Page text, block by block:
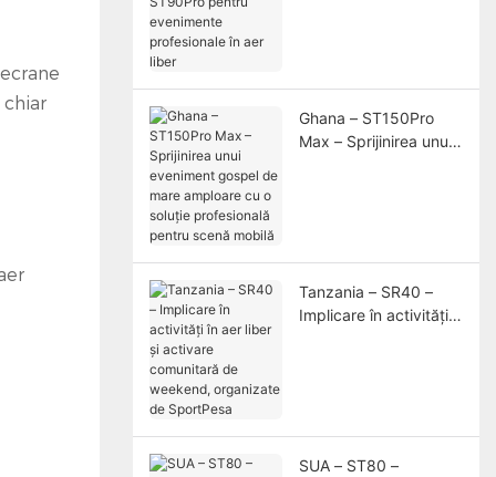
Ghana – ST150Pro
Max – Sprijinirea unui
Tanzania – SR40 –
Implicare în activități
SUA – ST80 –